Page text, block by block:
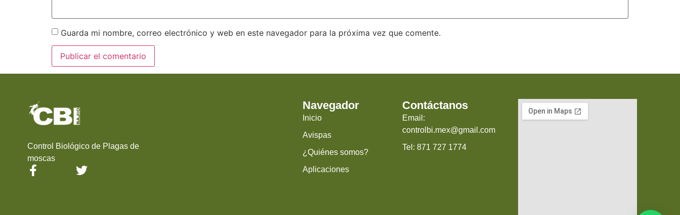
Guarda mi nombre, correo electrónico y web en este navegador para la próxima vez que comente.
Control Biológico de Plagas de
moscas
Navegador
Inicio
Avispas
¿Quiénes somos?
Aplicaciones
Contáctanos
Email:
controlbi.mex@gmail.com
Tel: 871 727 1774